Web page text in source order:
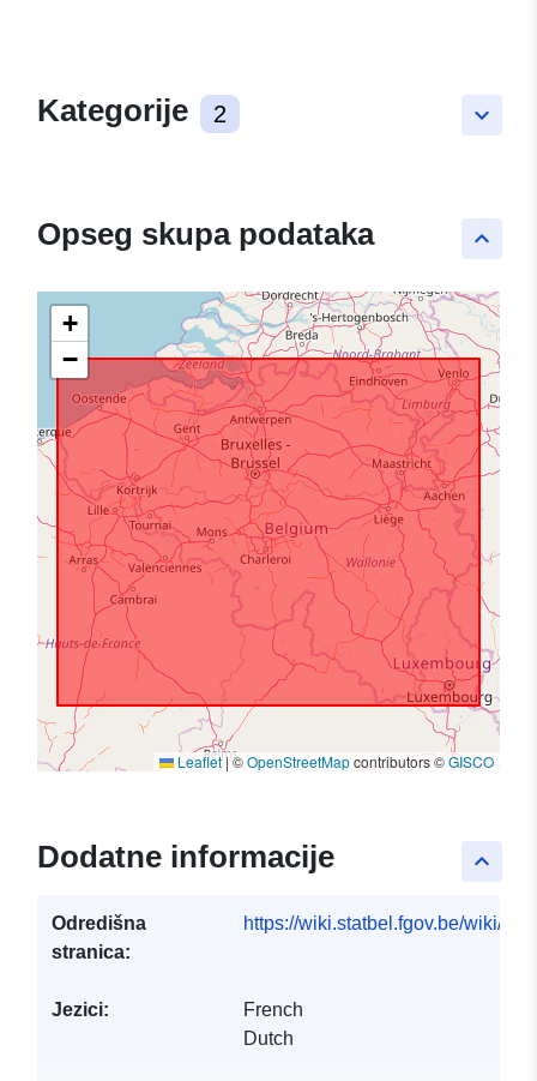
keyboard_arrow_down
Kategorije 2
keyboard_arrow_up
Opseg skupa podataka
+
−
Leaflet|©OpenStreetMapcontributors ©GISCO
keyboard_arrow_up
Dodatne informacije
Odredišna
stranica:
https://wiki.statbel.fgov.be/wiki/
Jezici:
French
Dutch